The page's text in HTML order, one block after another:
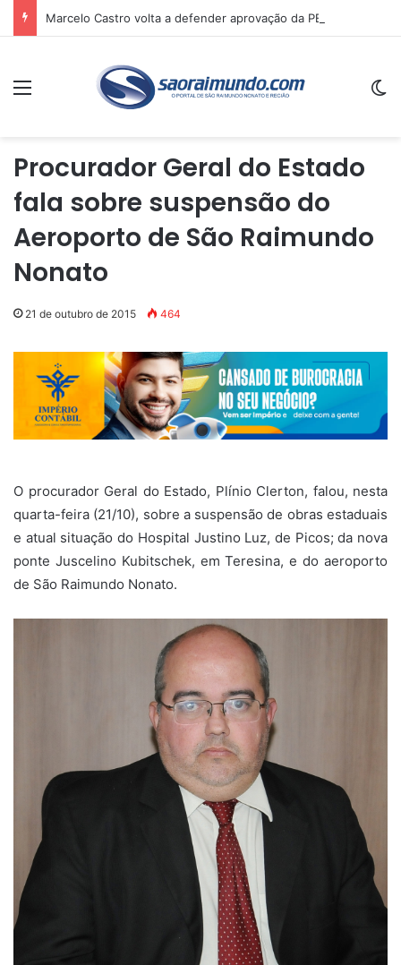
Menu
Procurador Geral do Estado
fala sobre suspensão do
Aeroporto de São Raimundo
Nonato
21 de outubro de 2015 464
O procurador Geral do Estado, Plínio Clerton, falou, nesta
quarta-feira (21/10), sobre a suspensão de obras estaduais
e atual situação do Hospital Justino Luz, de Picos; da nova
ponte Juscelino Kubitschek, em Teresina, e do aeroporto
de São Raimundo Nonato.